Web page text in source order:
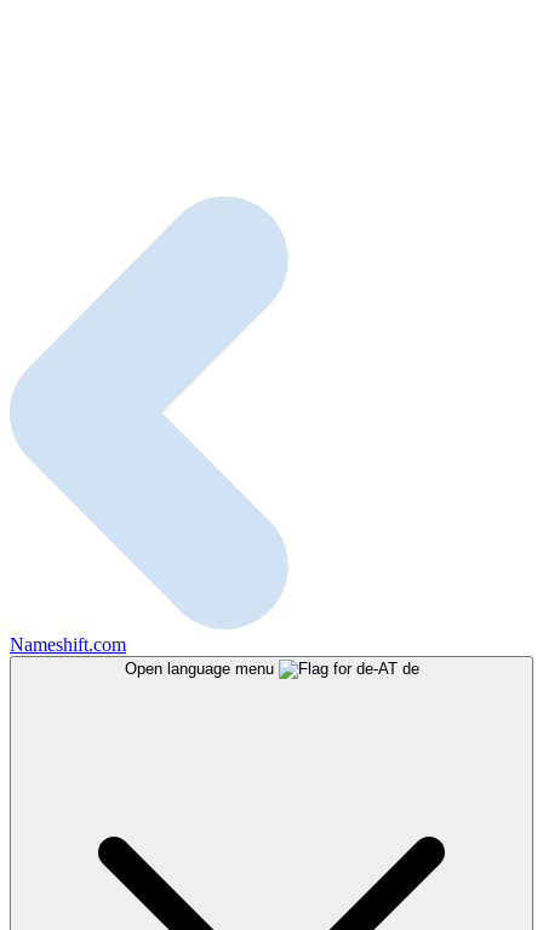
Nameshift.com
Open language menu de